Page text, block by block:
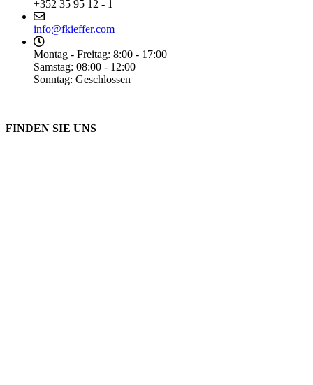
+352 35 95 12 - 1
info@fkieffer.com
Montag - Freitag: 8:00 - 17:00
Samstag: 08:00 - 12:00
Sonntag: Geschlossen
FINDEN SIE UNS